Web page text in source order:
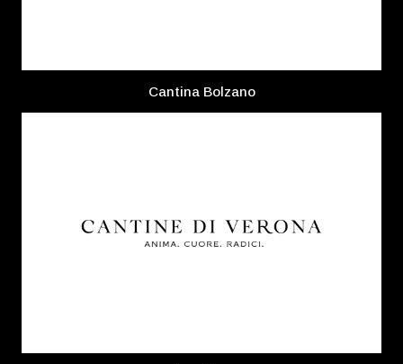
Cantina Bolzano